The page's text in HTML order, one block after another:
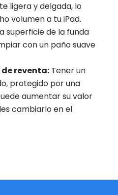
ligera y delgada, lo
volumen a tu iPad.
superficie de la funda
con un paño suave
reventa:Tener un
protegido por una
aumentar su valor
cambiarlo en el